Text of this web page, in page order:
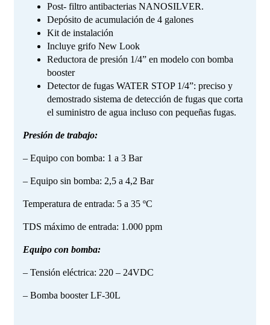
Post- filtro antibacterias NANOSILVER.
Depósito de acumulación de 4 galones
Kit de instalación
Incluye grifo New Look
Reductora de presión 1/4” en modelo con bomba
booster
Detector de fugas WATER STOP 1/4”: preciso y
demostrado sistema de detección de fugas que corta
el suministro de agua incluso con pequeñas fugas.
Presión de trabajo:
– Equipo con bomba: 1 a 3 Bar
– Equipo sin bomba: 2,5 a 4,2 Bar
Temperatura de entrada: 5 a 35 ºC
TDS máximo de entrada: 1.000 ppm
Equipo con bomba:
– Tensión eléctrica: 220 – 24VDC
– Bomba booster LF-30L